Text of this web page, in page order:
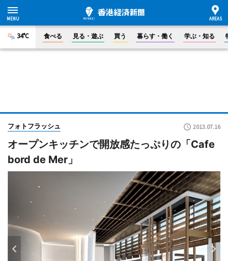
34°C 食べる 見る・遊ぶ 買う 暮らす・働く 学ぶ・知る
フォトフラッシュ 2013.07.16
オープンキッチンで開放感たっぷりの「Cafe
bord de Mer」